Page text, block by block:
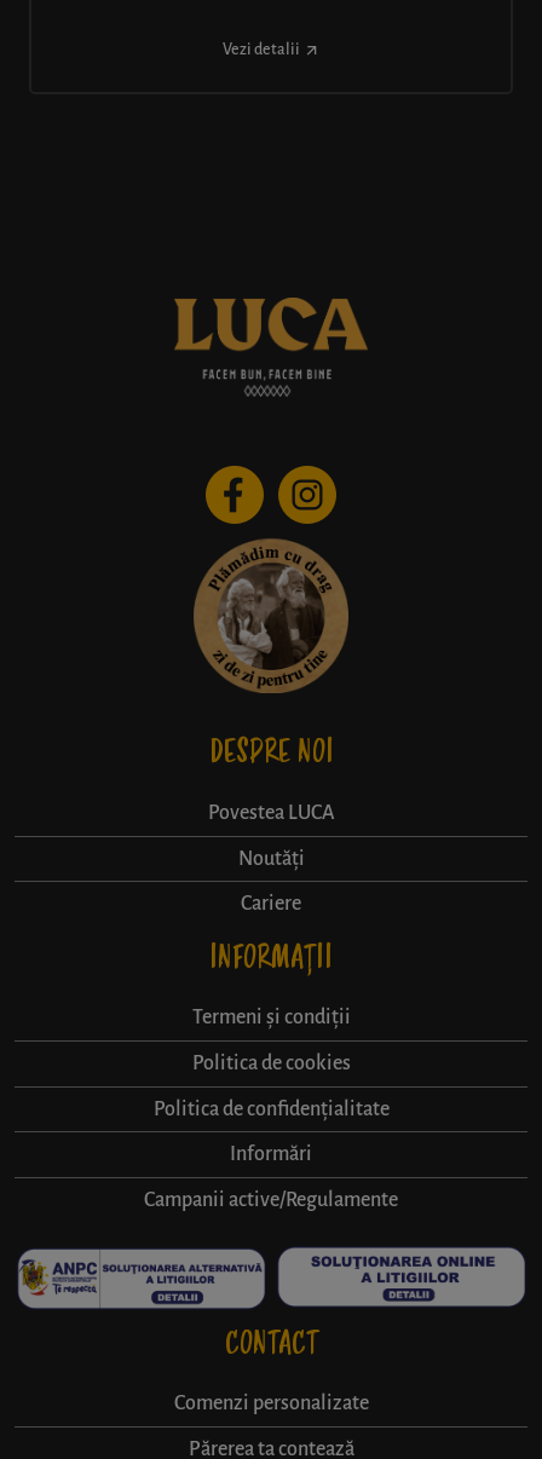
Vezi detalii
DESPRE NOI
Povestea LUCA
Noutăți
Cariere
INFORMAȚII
Termeni și condiții
Politica de cookies
Politica de confidențialitate
Informări
Campanii active/Regulamente
CONTACT
Comenzi personalizate
Părerea ta contează